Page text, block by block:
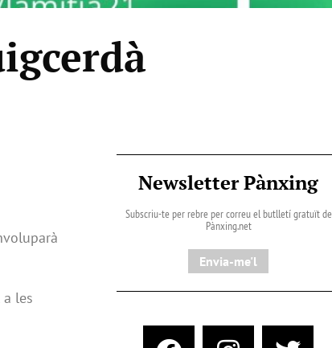
les
Newsletter Pànxing
Subscriu-te per rebre per correu el butlletí gratuït de
Pànxing.net​
Envia-me'l